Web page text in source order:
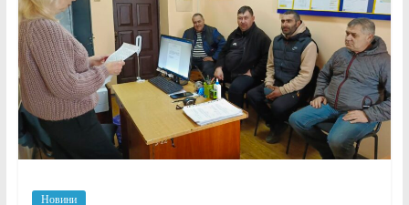
Новини